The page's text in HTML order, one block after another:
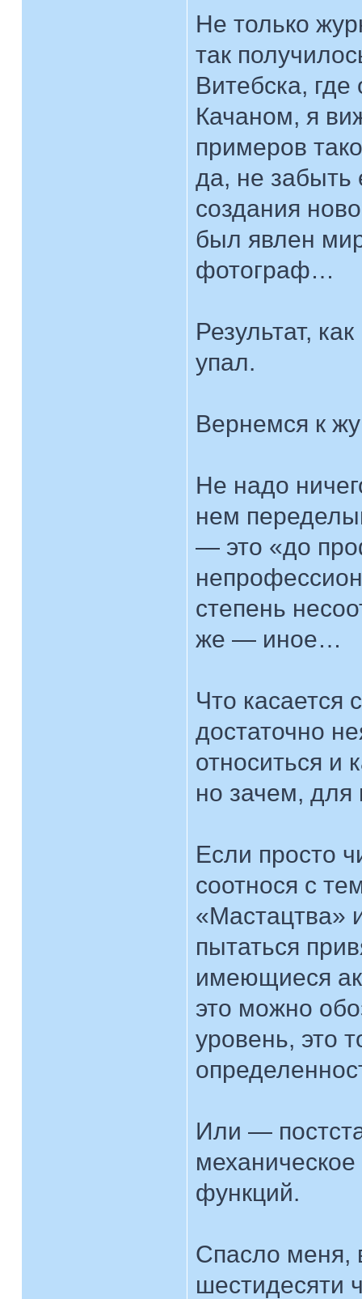
Не только
так
Витебска,
Качаном, я
примеров
да, не забыть
создания
был явлен
фотограф…
Результат,
упал.
Вернемся к
Не надо
нем
— это «до
степень
же — иное…
Что касается
достаточно
относиться и
но зачем, для
Если просто
соотнося с
«Мастацтва»
пытаться
имеющиеся
это можно
уровень, это
Или —
функций.
Спасло меня,
шестидесяти